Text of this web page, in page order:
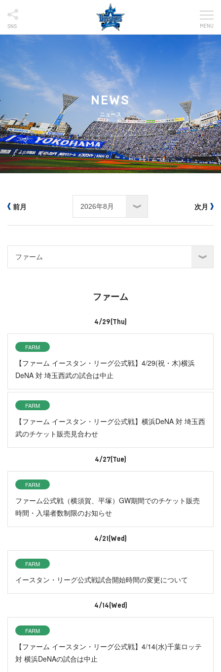
SNS MENU
NEWS
ニュース
前月 次月
ファーム
4/29(Thu)
FARM
【ファーム イースタン・リーグ公式戦】4/29(祝・木)横浜
DeNA 対 埼玉西武の試合は中止
FARM
【ファーム イースタン・リーグ公式戦】横浜DeNA 対 埼玉西
武のチケット販売見合わせ
4/27(Tue)
FARM
ファーム公式戦（横須賀、平塚）GW期間でのチケット販売
時間・入場者数制限のお知らせ
4/21(Wed)
FARM
イースタン・リーグ公式戦試合開始時間の変更について
4/14(Wed)
FARM
【ファーム イースタン・リーグ公式戦】4/14(水)千葉ロッテ
対 横浜DeNAの試合は中止